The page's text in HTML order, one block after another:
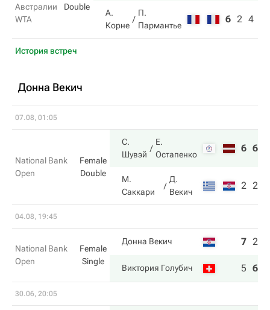
Австралии
WTA
Double
А.
Корне
П.
Пармантье
6 2 4
История встреч
Донна Векич
07.08, 01:05
National Bank
Open
Female
Double
С.
Шувэй
Е.
Остапенко
6 6
М.
Саккари
Д.
Векич
2 2
04.08, 19:45
National Bank
Open
Female
Single
Донна Векич 7 2
Виктория Голубич 5 6
30.06, 20:05